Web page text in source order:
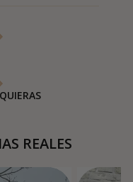
REALES